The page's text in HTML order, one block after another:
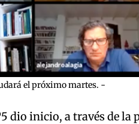
el próximo martes. -
dio inicio, a través de